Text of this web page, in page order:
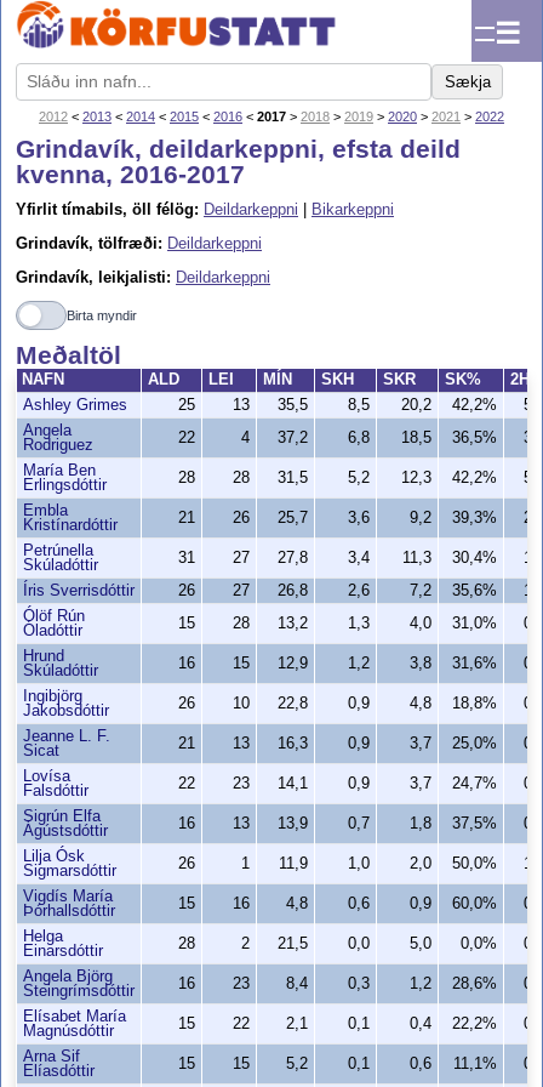
☰
Sækja
2012 < 2013 < 2014 < 2015 < 2016 < 2017 > 2018 > 2019 > 2020 > 2021 > 2022
Grindavík, deildarkeppni, efsta deild
kvenna, 2016-2017
Yfirlit tímabils, öll félög: Deildarkeppni
Bikarkeppni
Grindavík, tölfræði: Deildarkeppni
Grindavík, leikjalisti: Deildarkeppni
Birta myndir
Meðaltöl
NAFN ALD LEI MÍN SKH SKR SK%
2H
Ashley Grimes
25 13 35,5 8,5 20,2 42,2%
Angela
Rodriguez
22 4 37,2 6,8 18,5 36,5%
María Ben
Erlingsdóttir
28 28 31,5 5,2 12,3 42,2%
Embla
Kristínardóttir
21 26 25,7 3,6 9,2 39,3%
Petrúnella
Skúladóttir
31 27 27,8 3,4 11,3 30,4%
Íris Sverrisdóttir
26 27 26,8 2,6 7,2 35,6%
Ólöf Rún
Óladóttir
15 28 13,2 1,3 4,0 31,0%
Hrund
Skúladóttir
16 15 12,9 1,2 3,8 31,6%
Ingibjörg
Jakobsdóttir
26 10 22,8 0,9 4,8 18,8%
Jeanne L. F.
Sicat
21 13 16,3 0,9 3,7 25,0%
Lovísa
Falsdóttir
22 23 14,1 0,9 3,7 24,7%
Sigrún Elfa
Ágústsdóttir
16 13 13,9 0,7 1,8 37,5%
Lilja Ósk
Sigmarsdóttir
26 1 11,9 1,0 2,0 50,0%
Vigdís María
Þórhallsdóttir
15 16 4,8 0,6 0,9 60,0%
Helga
Einarsdóttir
28 2 21,5 0,0 5,0 0,0%
Angela Björg
Steingrímsdóttir
16 23 8,4 0,3 1,2 28,6%
Elísabet María
Magnúsdóttir
15 22 2,1 0,1 0,4 22,2%
Arna Sif
Elíasdóttir
15 15 5,2 0,1 0,6 11,1%